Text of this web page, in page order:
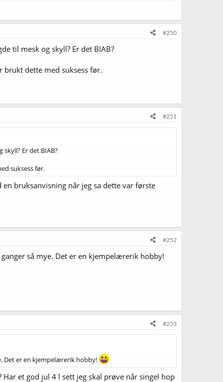
#250
til mesk og skyll? Er det BIAB?
dette med suksess før.
#251
Er det BIAB?
suksess før.
bruksanvisning når jeg sa dette var første
#252
så mye. Det er en kjempelærerik hobby!
#253
Det er en kjempelærerik hobby!
et god jul 4 l sett jeg skal prøve når singel hop